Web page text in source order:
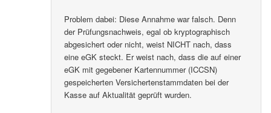
Problem dabei: Diese Annahme war falsch. Denn
der Prüfungsnachweis, egal ob kryptographisch
abgesichert oder nicht, weist NICHT nach, dass
eine eGK steckt. Er weist nach, dass die auf einer
eGK mit gegebener Kartennummer (ICCSN)
gespeicherten Versichertenstammdaten bei der
Kasse auf Aktualität geprüft wurden.